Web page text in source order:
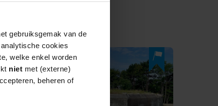
gebruiksgemak van de
cookies
welke enkel worden
niet met (externe)
beheren of